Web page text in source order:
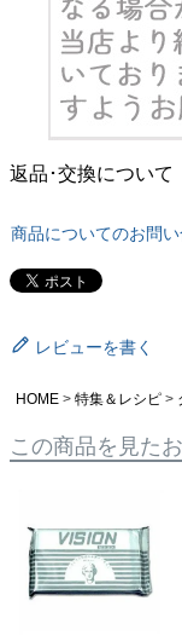
返品･交換について
商品についてのお問
レビューを書く
HOME 特集＆レシピ
この商品を見た